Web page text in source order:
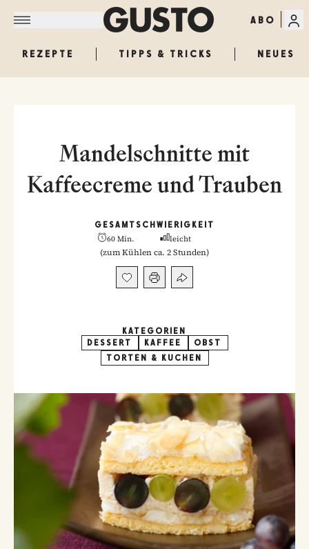
ABO
REZEPTE TIPPS & TRICKS NEUES
Mandelschnitte mit
Kaffeecreme und Trauben
GESAMT
60 Min.
SCHWIERIGKEIT
leicht
(zum Kühlen ca. 2 Stunden)
KATEGORIEN
DESSERT
KAFFEE
OBST
TORTEN & KUCHEN